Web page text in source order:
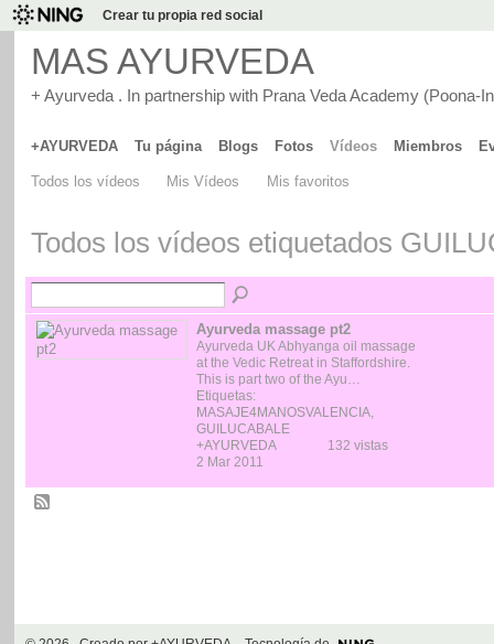
Crear tu propia red social
MAS AYURVEDA
+ Ayurveda . In partnership with Prana Veda Academy (Poona-
+AYURVEDA Tu página Blogs Fotos Vídeos Miembros
Todos los vídeos Mis Vídeos Mis favoritos
Todos los vídeos etiquetados
Ayurveda massage pt2
Ayurveda UK Abhyanga oil massage
at the Vedic Retreat in Staffordshire.
This is part two of the Ayu…
Etiquetas:
MASAJE4MANOSVALENCIA,
GUILUCABALE
+AYURVEDA
2 Mar 2011
132 vistas